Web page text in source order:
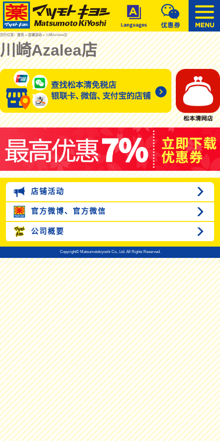
您的位置：首页»店铺活动» 川崎Azalea店
川崎Azalea店
店铺活动
官方微博、 官方微信
公司概要
Copyright© Matsumotokiyoshi Co., Ltd. All Rights Reserved.